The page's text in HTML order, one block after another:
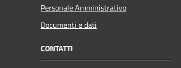
Personale Amministrativo
Documenti e dati
CONTATTI